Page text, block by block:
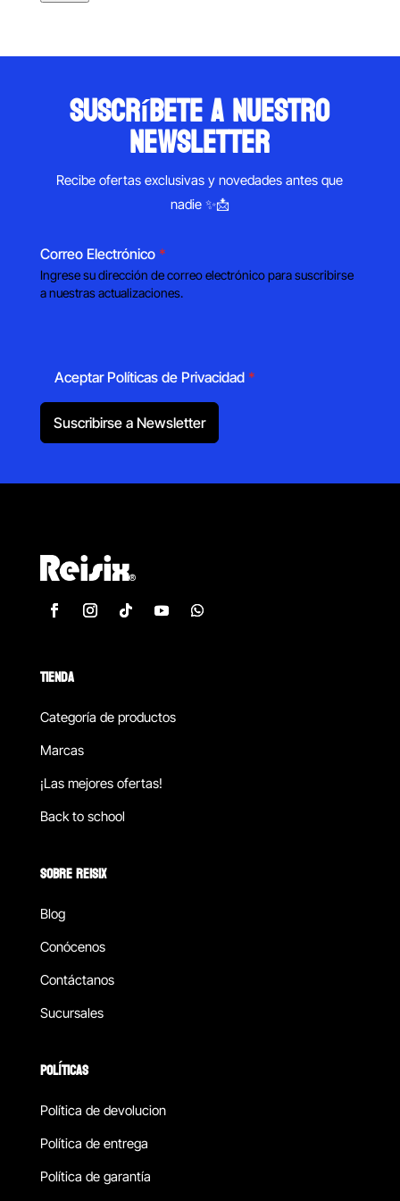
suscríbete a nuestro
newsletter
Recibe ofertas exclusivas y novedades antes que
nadie ✨📩
Correo Electrónico *
Ingrese su dirección de correo electrónico para suscribirse
a nuestras actualizaciones.
Aceptar Políticas de Privacidad *
Suscribirse a Newsletter
TIENDA
Categoría de productos
Marcas
¡Las mejores ofertas!
Back to school
SOBRE REISIX
Blog
Conócenos
Contáctanos
Sucursales
POLÍTICAS
Política de devolucion
Política de entrega
Política de garantía